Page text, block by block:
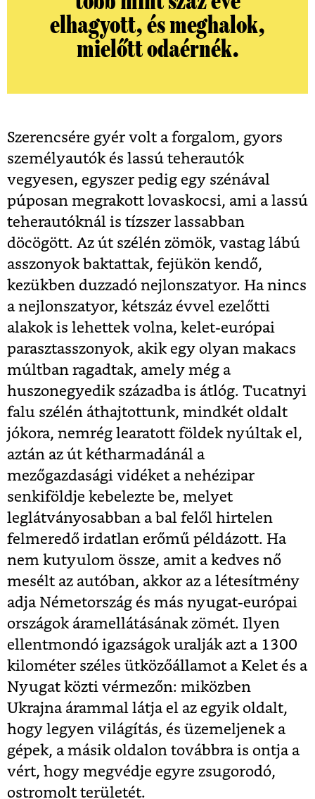
elhagyott, és meghalok,
mielőtt odaérnék.
Szerencsére gyér volt a forgalom, gyors
személyautók és lassú teherautók
vegyesen, egyszer pedig egy szénával
púposan megrakott lovaskocsi, ami a lassú
teherautóknál is tízszer lassabban
döcögött. Az út szélén zömök, vastag lábú
asszonyok baktattak, fejükön kendő,
kezükben duzzadó nejlonszatyor. Ha nincs
a nejlonszatyor, kétszáz évvel ezelőtti
alakok is lehettek volna, kelet-európai
parasztasszonyok, akik egy olyan makacs
múltban ragadtak, amely még a
huszonegyedik századba is átlóg. Tucatnyi
falu szélén áthajtottunk, mindkét oldalt
jókora, nemrég learatott földek nyúltak el,
aztán az út kétharmadánál a
mezőgazdasági vidéket a nehézipar
senkiföldje kebelezte be, melyet
leglátványosabban a bal felől hirtelen
felmeredő irdatlan erőmű példázott. Ha
nem kutyulom össze, amit a kedves nő
mesélt az autóban, akkor az a létesítmény
adja Németország és más nyugat-európai
országok áramellátásának zömét. Ilyen
ellentmondó igazságok uralják azt a 1300
kilométer széles ütközőállamot a Kelet és a
Nyugat közti vérmezőn: miközben
Ukrajna árammal látja el az egyik oldalt,
hogy legyen világítás, és üzemeljenek a
gépek, a másik oldalon továbbra is ontja a
vért, hogy megvédje egyre zsugorodó,
ostromolt területét.